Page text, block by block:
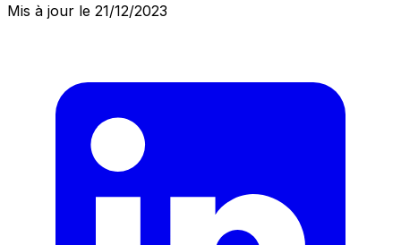
Mis à jour le 21/12/2023